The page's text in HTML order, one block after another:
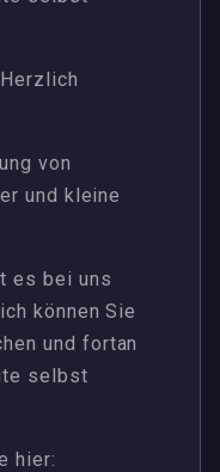
von
und kleine
es bei uns
können Sie
und fortan
selbst
hier: